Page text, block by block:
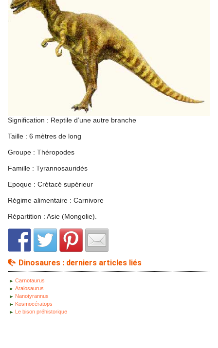
Signification : Reptile d’une autre branche
Taille : 6 mètres de long
Groupe : Théropodes
Famille : Tyrannosauridés
Epoque : Crétacé supérieur
Régime alimentaire : Carnivore
Répartition : Asie (Mongolie).
Dinosaures : derniers articles liés
Carnotaurus
Aralosaurus
Nanotyrannus
Kosmocératops
Le bison préhistorique